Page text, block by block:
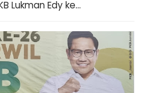
Lukman Edy ke...